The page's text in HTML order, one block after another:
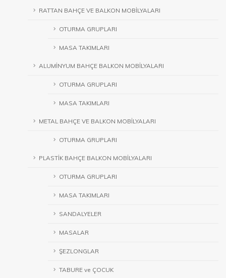
RATTAN BAHÇE VE BALKON MOBİLYALARI
OTURMA GRUPLARI
MASA TAKIMLARI
ALUMİNYUM BAHÇE BALKON MOBİLYALARI
OTURMA GRUPLARI
MASA TAKIMLARI
METAL BAHÇE VE BALKON MOBİLYALARI
OTURMA GRUPLARI
PLASTİK BAHÇE BALKON MOBİLYALARI
OTURMA GRUPLARI
MASA TAKIMLARI
SANDALYELER
MASALAR
ŞEZLONGLAR
TABURE ve ÇOCUK